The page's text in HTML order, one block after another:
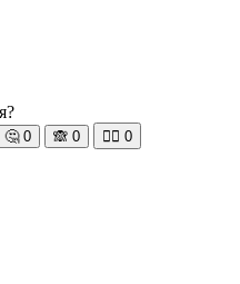
🤔 0 🙈 0 🧘‍♀️ 0